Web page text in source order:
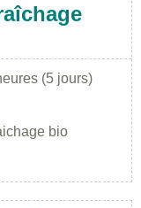
(5 jours)
bio